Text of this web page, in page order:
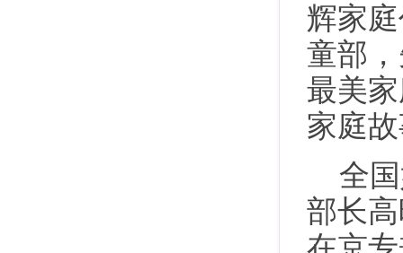
辉家
童部
最美
家庭
全
部长